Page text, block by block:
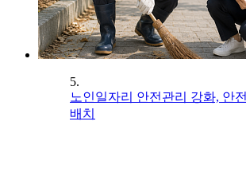
5.
노인일자리 안전관리 강화, 안
배치